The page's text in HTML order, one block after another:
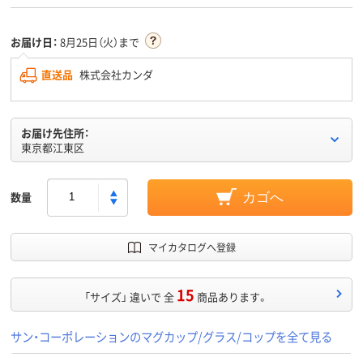
お届け日： 8月25日（火）まで
直送品 株式会社カンダ
お届け先住所：
東京都江東区
数量 カゴへ
マイカタログへ登録
「サイズ」 違いで 全 15 商品あります。
サン・コーポレーションのマグカップ/グラス/コップを全て見る